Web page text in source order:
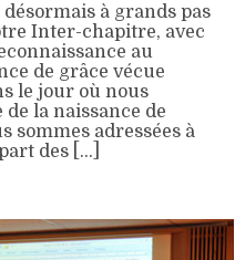
à grands pas
Inter-chapitre, avec
au
de grâce vécue
le jour où nous
la naissance de
sommes adressées à
des […]